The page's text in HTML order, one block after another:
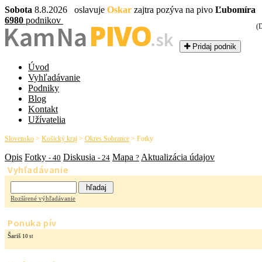
Sobota 8.8.2026 oslavuje Oskar zajtra pozýva na pivo Ľubomíra
6980 podnikov
Kam NaPIVO.sk Pridaj podnik
Úvod
Vyhľadávanie
Podniky
Blog
Kontakt
Užívatelia
Slovensko > Košický kraj > Okres Sobrance > Fotky
Opis Fotky - 40 Diskusia - 24 Mapa ? Aktualizácia údajov
Vyhľadávanie
Rozšírené výhľadávanie
Ponuka pív
Šariš 10 st